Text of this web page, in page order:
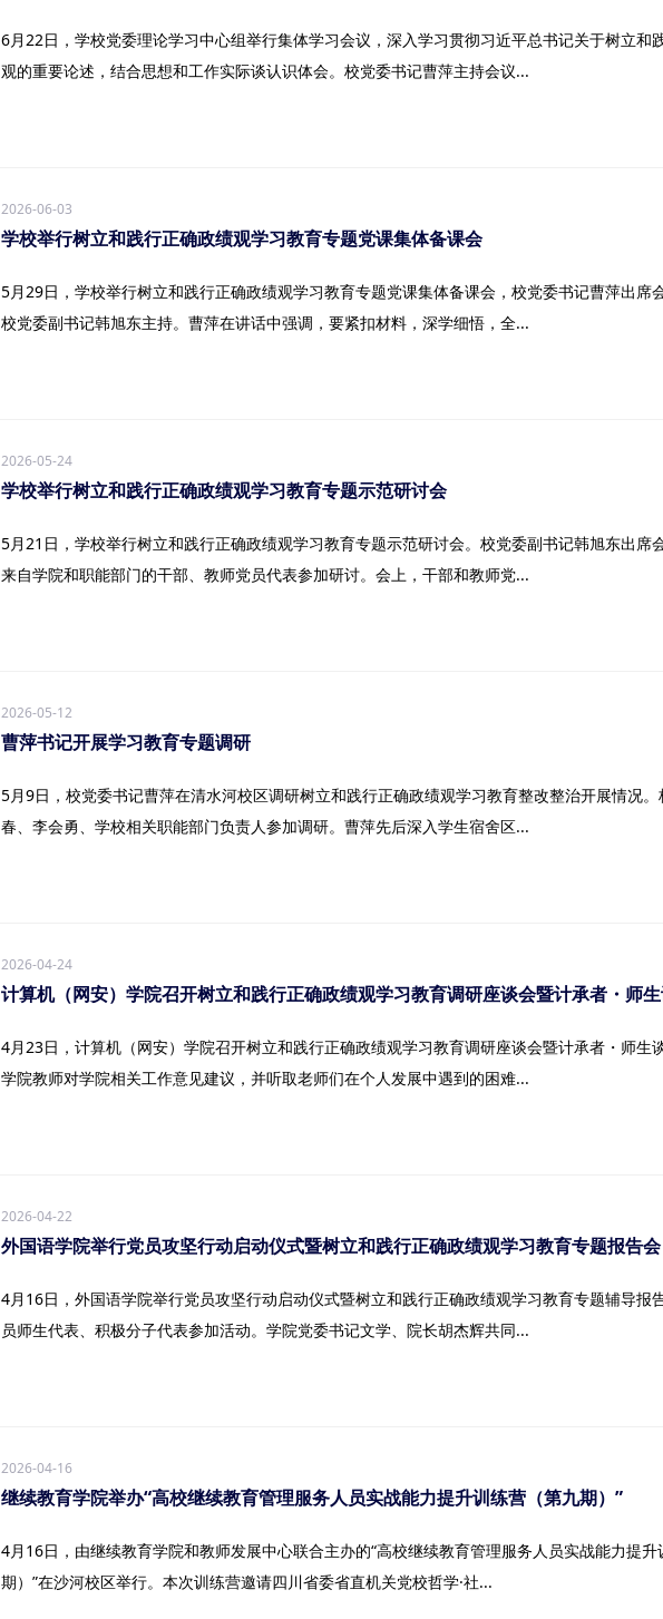
6月22日，学校党委理论学习中心组举行集体学习会议，深入学习贯彻习近平总书记关于树立和
观的重要论述，结合思想和工作实际谈认识体会。校党委书记曹萍主持会议...
2026-06-03
学校举行树立和践行正确政绩观学习教育专题党课集体备课会
5月29日，学校举行树立和践行正确政绩观学习教育专题党课集体备课会，校党委书记曹萍出席
校党委副书记韩旭东主持。曹萍在讲话中强调，要紧扣材料，深学细悟，全...
2026-05-24
学校举行树立和践行正确政绩观学习教育专题示范研讨会
5月21日，学校举行树立和践行正确政绩观学习教育专题示范研讨会。校党委副书记韩旭东出席
来自学院和职能部门的干部、教师党员代表参加研讨。会上，干部和教师党...
2026-05-12
曹萍书记开展学习教育专题调研
5月9日，校党委书记曹萍在清水河校区调研树立和践行正确政绩观学习教育整改整治开展情况
春、李会勇、学校相关职能部门负责人参加调研。曹萍先后深入学生宿舍区...
2026-04-24
计算机（网安）学院召开树立和践行正确政绩观学习教育调研座谈会暨计承者・师
4月23日，计算机（网安）学院召开树立和践行正确政绩观学习教育调研座谈会暨计承者・师生
学院教师对学院相关工作意见建议，并听取老师们在个人发展中遇到的困难...
2026-04-22
外国语学院举行党员攻坚行动启动仪式暨树立和践行正确政绩观学习教育专题报告会
4月16日，外国语学院举行党员攻坚行动启动仪式暨树立和践行正确政绩观学习教育专题辅导报
员师生代表、积极分子代表参加活动。学院党委书记文学、院长胡杰辉共同...
2026-04-16
继续教育学院举办“高校继续教育管理服务人员实战能力提升训练营（第九期）”
4月16日，由继续教育学院和教师发展中心联合主办的“高校继续教育管理服务人员实战能力提
期）”在沙河校区举行。本次训练营邀请四川省委省直机关党校哲学·社...